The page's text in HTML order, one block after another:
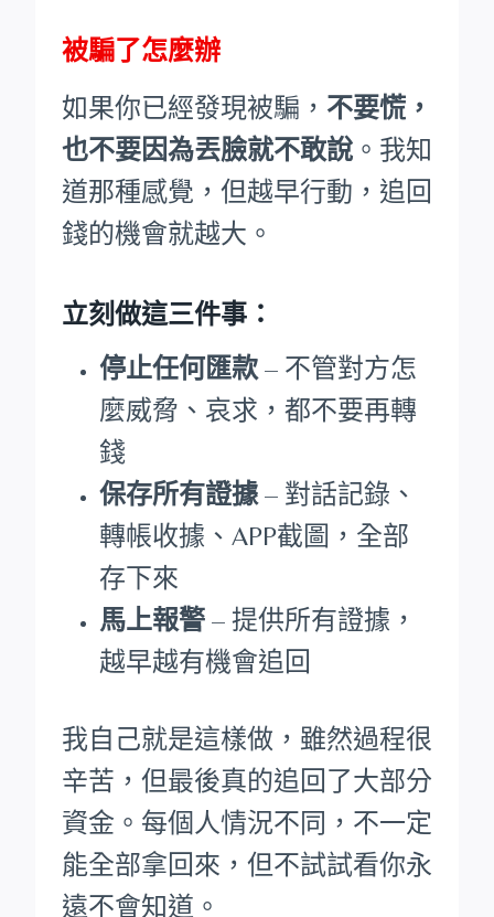
被騙了怎麼辦
如果你已經發現被騙， 不要慌，
也不要因為丟臉就不敢說 。我知
道那種感覺，但越早行動，追回
錢的機會就越大。
立刻做這三件事：
停止任何匯款 – 不管對方怎
麼威脅、哀求，都不要再轉
錢
保存所有證據 – 對話記錄、
轉帳收據、APP截圖，全部
存下來
馬上報警 – 提供所有證據，
越早越有機會追回
我自己就是這樣做，雖然過程很
辛苦，但最後真的追回了大部分
資金。每個人情況不同，不一定
能全部拿回來，但不試試看你永
遠不會知道。